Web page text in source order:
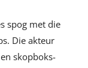
spog met die
Die akteur
skopboks-